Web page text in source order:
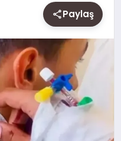
Paylaş